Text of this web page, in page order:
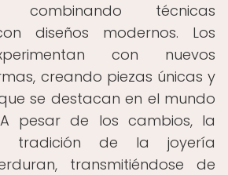
combinando técnicas
diseños modernos. Los
con nuevos
creando piezas únicas y
se destacan en el mundo
pesar de los cambios, la
tradición de la joyería
transmitiéndose de